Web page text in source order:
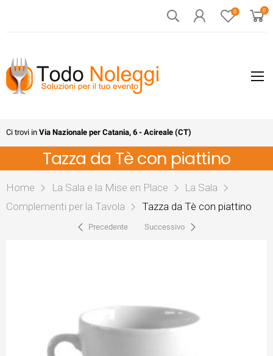
0 0
Ci trovi in Via Nazionale per Catania, 6 - Acireale (CT)
Tazza da Tè con piattino
Home La Sala e la Mise en Place
La Sala
Complementi per la Tavola
Tazza da Tè con piattino
Precedente Successivo